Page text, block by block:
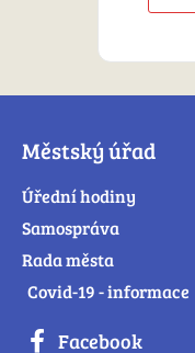
Městský úřad
Úřední hodiny
Samospráva
Rada města
Covid-19 - informace
Facebook